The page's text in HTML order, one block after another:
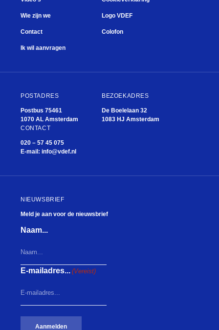
Wie zijn we
Contact
Ik wil aanvragen
Logo VDEF
Colofon
POSTADRES
Postbus 75461
1070 AL Amsterdam
BEZOEKADRES
De Boelelaan 32
1083 HJ Amsterdam
CONTACT
020 – 57 45 075
E-mail: info@vdef.nl
NIEUWSBRIEF
Meld je aan voor de nieuwsbrief
Naam...
E-mailadres... (Vereist)
Aanmelden